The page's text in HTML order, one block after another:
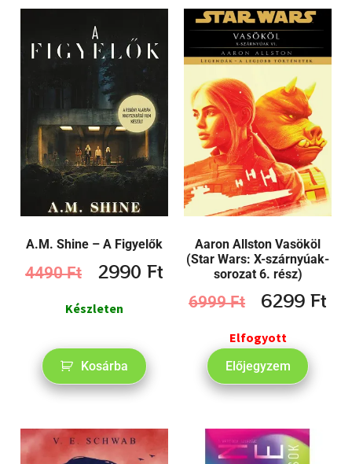
A.M. Shine – A Figyelők
4490Ft 2990 Ft
Készleten
Kosárba
Aaron Allston Vasököl
(Star Wars: X-szárnyúak-
sorozat 6. rész)
6999Ft 6299 Ft
Elfogyott
Előjegyzem